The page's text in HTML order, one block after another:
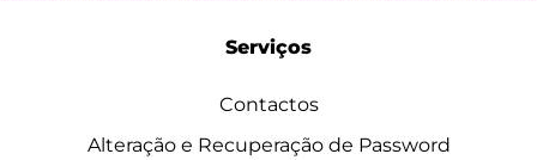
Serviços
Contactos
Alteração e Recuperação de Password